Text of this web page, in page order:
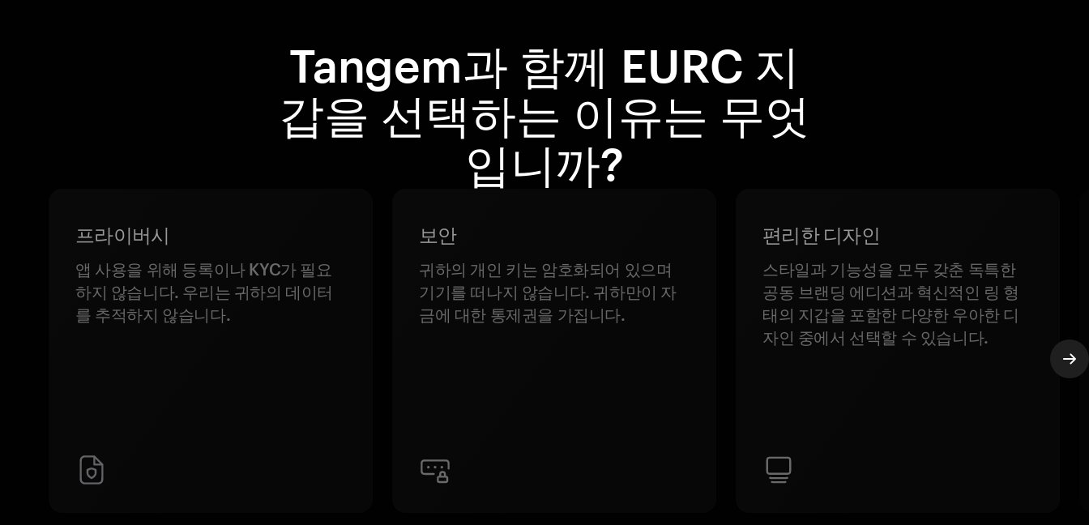
Tangem과 함께 EURC 지
갑을 선택하는 이유는 무엇
입니까?
프라이버시
앱 사용을 위해 등록이나 KYC가 필요
하지 않습니다. 우리는 귀하의 데이터
를 추적하지 않습니다.
보안
귀하의 개인 키는 암호화되어 있으며
기기를 떠나지 않습니다. 귀하만이 자
금에 대한 통제권을 가집니다.
편리한 디자인
스타일과 기능성을 모두 갖춘 독특한
공동 브랜딩 에디션과 혁신적인 링 형
태의 지갑을 포함한 다양한 우아한 디
자인 중에서 선택할 수 있습니다.